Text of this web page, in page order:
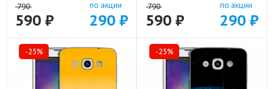
790
590 ₽
по акции
290 ₽
790
590 ₽
по акции
290 ₽
-25% -25%